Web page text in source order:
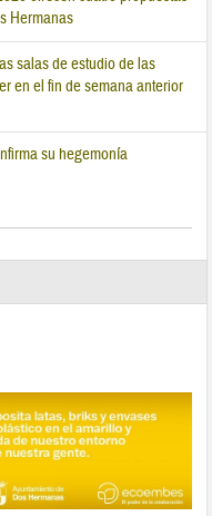
Hermanas
salas de estudio de las
en el fin de semana anterior
su hegemonía